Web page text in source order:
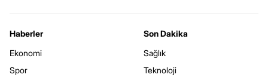
Haberler
Ekonomi
Spor
Son Dakika
Sağlık
Teknoloji